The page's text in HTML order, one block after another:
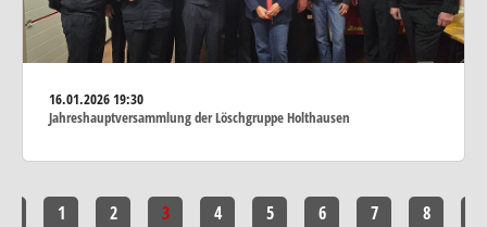
16.01.202619:30
Jahreshauptversammlung der Löschgruppe Holthausen
1 2 3 4 5 6 7 8